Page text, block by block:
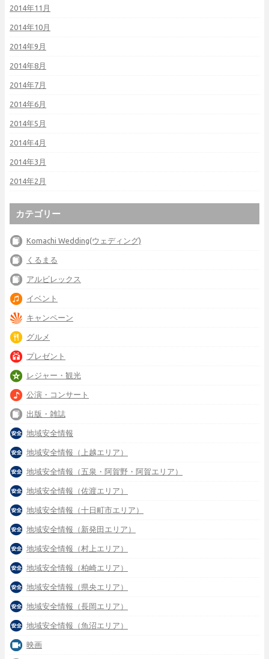
2014年11月
2014年10月
2014年9月
2014年8月
2014年7月
2014年6月
2014年5月
2014年4月
2014年3月
2014年2月
カテゴリー
Komachi Wedding(ウェディング)
くるまる
アルビレックス
イベント
キャンペーン
グルメ
プレゼント
レジャー・観光
公演・コンサート
出版・雑誌
地域安全情報
地域安全情報（上越エリア）
地域安全情報（五泉・阿賀野・阿賀エリア）
地域安全情報（佐渡エリア）
地域安全情報（十日町市エリア）
地域安全情報（新発田エリア）
地域安全情報（村上エリア）
地域安全情報（柏崎エリア）
地域安全情報（県央エリア）
地域安全情報（長岡エリア）
地域安全情報（魚沼エリア）
映画